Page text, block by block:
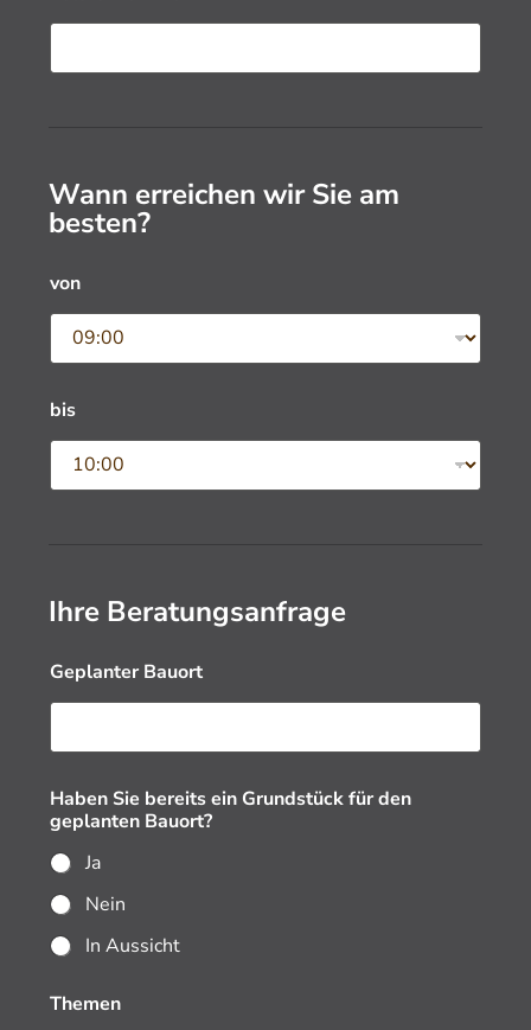
d
n
Wann erreichen wir Sie am
besten?
von
bis
Ihre Beratungsanfrage
Geplanter Bauort
Haben Sie bereits ein Grundstück für den
geplanten Bauort?
Ja
Nein
In Aussicht
Themen